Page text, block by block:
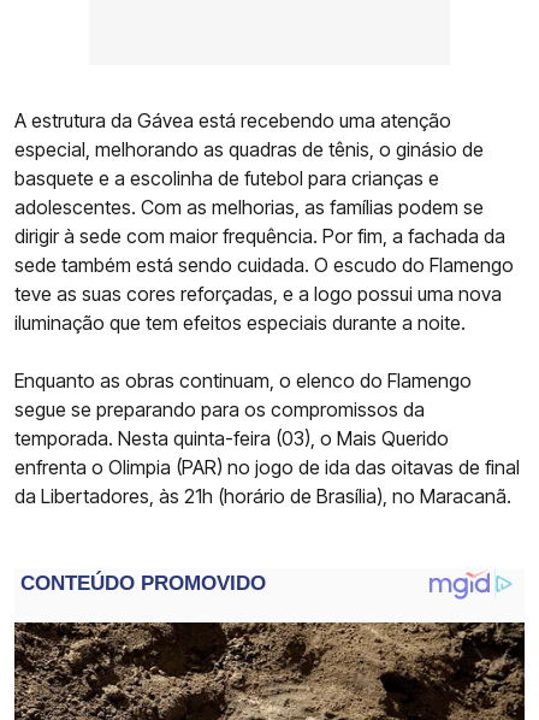
A estrutura da Gávea está recebendo uma atenção
especial, melhorando as quadras de tênis, o ginásio de
basquete e a escolinha de futebol para crianças e
adolescentes. Com as melhorias, as famílias podem se
dirigir à sede com maior frequência. Por fim, a fachada da
sede também está sendo cuidada. O escudo do Flamengo
teve as suas cores reforçadas, e a logo possui uma nova
iluminação que tem efeitos especiais durante a noite.
Enquanto as obras continuam, o elenco do Flamengo
segue se preparando para os compromissos da
temporada. Nesta quinta-feira (03), o Mais Querido
enfrenta o Olimpia (PAR) no jogo de ida das oitavas de final
da Libertadores, às 21h (horário de Brasília), no Maracanã.